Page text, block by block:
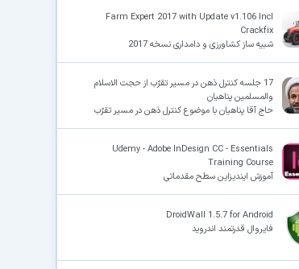
Farm Expert 2017 with Update v1.106 Incl
Crackfix
شبیه ساز کشاورزی و دامداری نسخه 2017
17 جلسه کنترل ذهن در مسیر تقرّب از حجت الاسلام
والمسلمین پناهیان
حاج آقا پناهیان با موضوع کنترل ذهن در مسیر تقرّب
Udemy - Adobe InDesign CC - Essentials
Training Course
آموزش ایندیزاین سطح مقدماتی
DroidWall 1.5.7 for Android
فایروال قدرتمند اندروید